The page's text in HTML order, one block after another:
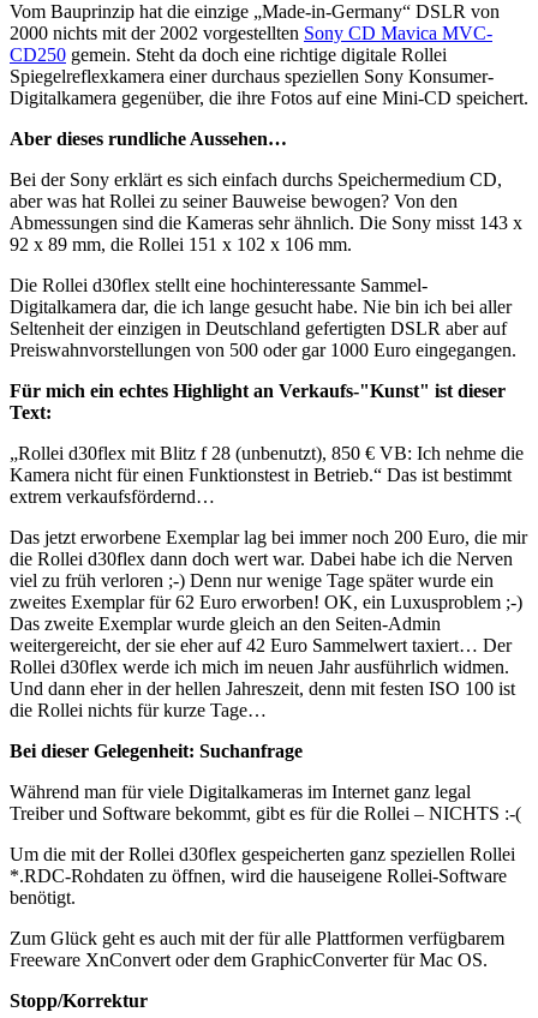
Vom Bauprinzip hat die einzige „Made-in-Germany“ DSLR von
2000 nichts mit der 2002 vorgestellten Sony CD Mavica MVC-
CD250 gemein. Steht da doch eine richtige digitale Rollei
Spiegelreflexkamera einer durchaus speziellen Sony Konsumer-
Digitalkamera gegenüber, die ihre Fotos auf eine Mini-CD speichert.
Aber dieses rundliche Aussehen…
Bei der Sony erklärt es sich einfach durchs Speichermedium CD,
aber was hat Rollei zu seiner Bauweise bewogen? Von den
Abmessungen sind die Kameras sehr ähnlich. Die Sony misst 143 x
92 x 89 mm, die Rollei 151 x 102 x 106 mm.
Die Rollei d30flex stellt eine hochinteressante Sammel-
Digitalkamera dar, die ich lange gesucht habe. Nie bin ich bei aller
Seltenheit der einzigen in Deutschland gefertigten DSLR aber auf
Preiswahnvorstellungen von 500 oder gar 1000 Euro eingegangen.
Für mich ein echtes Highlight an Verkaufs-"Kunst" ist dieser
Text:
„Rollei d30flex mit Blitz f 28 (unbenutzt), 850 € VB: Ich nehme die
Kamera nicht für einen Funktionstest in Betrieb.“ Das ist bestimmt
extrem verkaufsfördernd…
Das jetzt erworbene Exemplar lag bei immer noch 200 Euro, die mir
die Rollei d30flex dann doch wert war. Dabei habe ich die Nerven
viel zu früh verloren ;-) Denn nur wenige Tage später wurde ein
zweites Exemplar für 62 Euro erworben! OK, ein Luxusproblem ;-)
Das zweite Exemplar wurde gleich an den Seiten-Admin
weitergereicht, der sie eher auf 42 Euro Sammelwert taxiert… Der
Rollei d30flex werde ich mich im neuen Jahr ausführlich widmen.
Und dann eher in der hellen Jahreszeit, denn mit festen ISO 100 ist
die Rollei nichts für kurze Tage…
Bei dieser Gelegenheit: Suchanfrage
Während man für viele Digitalkameras im Internet ganz legal
Treiber und Software bekommt, gibt es für die Rollei – NICHTS :-(
Um die mit der Rollei d30flex gespeicherten ganz speziellen Rollei
*.RDC-Rohdaten zu öffnen, wird die hauseigene Rollei-Software
benötigt.
Zum Glück geht es auch mit der für alle Plattformen verfügbarem
Freeware XnConvert oder dem GraphicConverter für Mac OS.
Stopp/Korrektur